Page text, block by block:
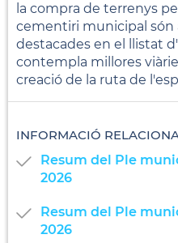
la compra de terrenys
cementiri municipal són
destacades en el llistat
contempla millores
creació de la ruta de
INFORMACIÓ
Resum del Ple
2026
Resum del Ple
2026